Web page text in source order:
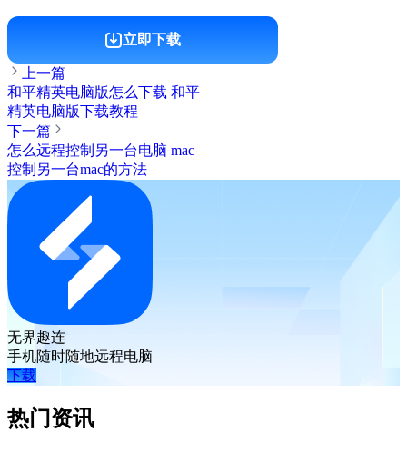
立即下载
上一篇
和平精英电脑版怎么下载 和平
精英电脑版下载教程
下一篇
怎么远程控制另一台电脑 mac
控制另一台mac的方法
无界趣连
手机随时随地远程电脑
下载
热门资讯